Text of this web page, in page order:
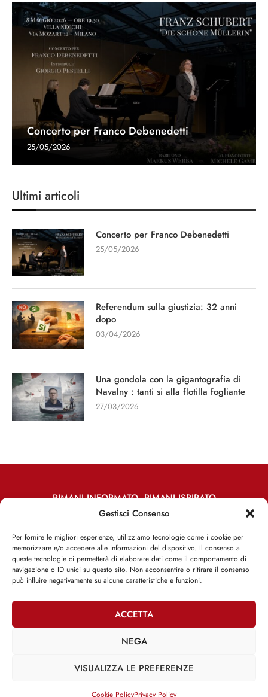
Gestisci Consenso
Per fornire le migliori esperienze, utilizziamo tecnologie come i cookie per
memorizzare e/o accedere alle informazioni del dispositivo. Il consenso a
queste tecnologie ci permetterà di elaborare dati come il comportamento di
navigazione o ID unici su questo sito. Non acconsentire o ritirare il consenso
può influire negativamente su alcune caratteristiche e funzioni.
ACCETTA
NEGA
VISUALIZZA LE PREFERENZE
Cookie PolicyPrivacy Policy
Concerto per Franco Debenedetti
25/05/2026
Ultimi articoli
Concerto per Franco Debenedetti
25/05/2026
Referendum sulla giustizia: 32 anni
dopo
03/04/2026
Una gondola con la gigantografia di
Navalny : tanti si alla flotilla fogliante
27/03/2026
RIMANI INFORMATO, RIMANI ISPIRATO
Iscriviti alla Newsletter
ISCRIVITI ADESSO
Facebook Twitter Email
–Cookie Policy